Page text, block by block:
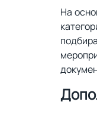
На